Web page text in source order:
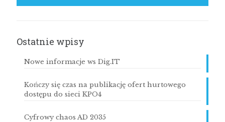
Ostatnie wpisy
Nowe informacje ws Dig.IT
Kończy się czas na publikację ofert hurtowego
dostępu do sieci KPO4
Cyfrowy chaos AD 2035